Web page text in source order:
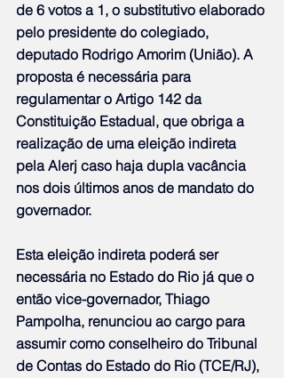
de 6 votos a 1, o substitutivo elaborado
pelo presidente do colegiado,
deputado Rodrigo Amorim (União). A
proposta é necessária para
regulamentar o Artigo 142 da
Constituição Estadual, que obriga a
realização de uma eleição indireta
pela Alerj caso haja dupla vacância
nos dois últimos anos de mandato do
governador.
Esta eleição indireta poderá ser
necessária no Estado do Rio já que o
então vice-governador, Thiago
Pampolha, renunciou ao cargo para
assumir como conselheiro do Tribunal
de Contas do Estado do Rio (TCE/RJ),